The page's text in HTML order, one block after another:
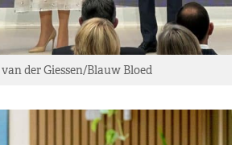
der Giessen/Blauw Bloed